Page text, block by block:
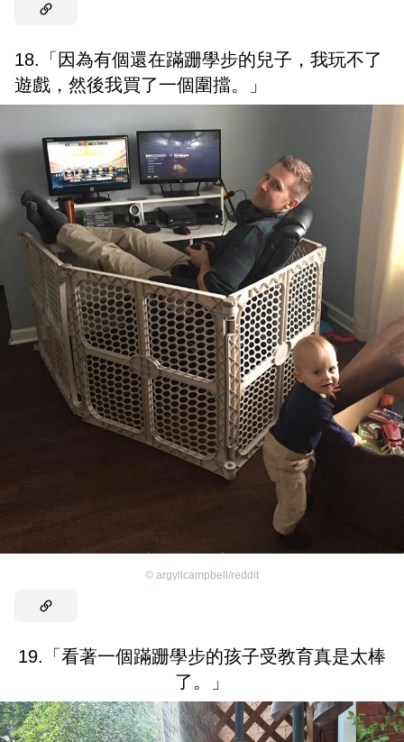
18.「因為有個還在蹣跚學步的兒子，我玩不了
遊戲，然後我買了一個圍擋。」
© argyllcampbell/reddit
19.「看著一個蹣跚學步的孩子受教育真是太棒
了。」